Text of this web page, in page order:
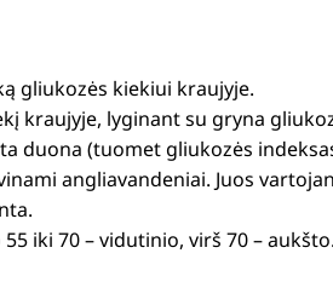
gliukozės kiekiui kraujyje.
kraujyje, lyginant su gryna
duona (tuomet gliukozės
angliavandeniai. Juos
iki 70 – vidutinio, virš 70 – aukšto.